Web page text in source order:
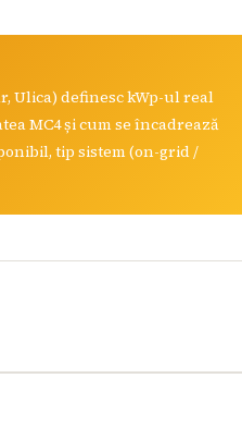
Ulica) definesc kWp-ul real
MC4 și cum se încadrează
tip sistem (on-grid /